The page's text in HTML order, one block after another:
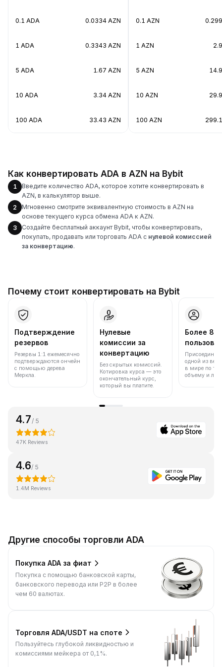
0.1 ADA 0.0334 AZN
1 ADA 0.3343 AZN
5 ADA 1.67 AZN
10 ADA 3.34 AZN
100 ADA 33.43 AZN
0.1 AZN
1 AZN
5 AZN
10 AZN
100 AZN
Как конвертировать ADA в AZN на Bybit
1
Введите количество ADA, которое хотите конвертировать в
AZN, в калькулятор выше.
2
Мгновенно смотрите эквивалентную стоимость в AZN на
основе текущего курса обмена ADA к AZN.
3
Создайте бесплатный аккаунт Bybit, чтобы конвертировать,
покупать, продавать или торговать ADA с нулевой комиссией
за конвертацию.
Почему стоит конвертировать на Bybit
Подтверждение
резервов
Резервы 1:1 ежемесячно
подтверждаются ончейн
с помощью дерева
Меркла.
Нулевые
комиссии за
конвертацию
Без скрытых комиссий.
Котировка курса — это
окончательный курс,
который вы платите.
Более 86
одной из
в мире по
объему и
4.7/ 5
47K Reviews
4.6/ 5
1.4M Reviews
Другие способы торговли ADA
Покупка ADA за фиат
Покупка с помощью банковской карты,
банковского перевода или P2P в более
чем 60 валютах.
Торговля ADA/USDT на споте
Пользуйтесь глубокой ликвидностью и
комиссиями мейкера от 0,1%.